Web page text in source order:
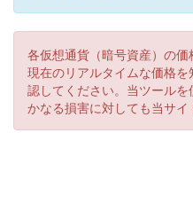
各仮想通貨（暗号資産）の価
現在のリアルタイムな価格
認してください。当ツール
かなる損害に対しても当サイ